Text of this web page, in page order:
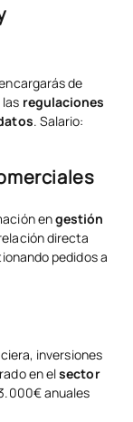
de
regulaciones
. Salario:
engestión
directa
pedidos a
inversiones
en elsector
anuales